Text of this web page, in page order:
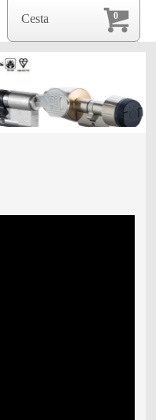
0
Cesta